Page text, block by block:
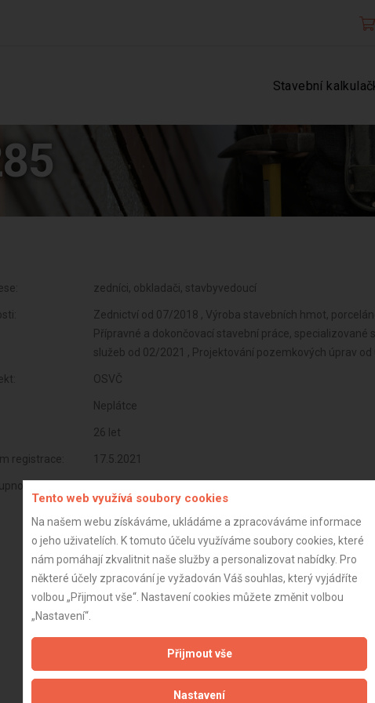
Stavební
zedníci, obkladači, stavbyvedoucí
Zednictví od 07/2018 , Výroba stavebních hmot,
Přípravné a dokončovací stavební práce,
služeb od 02/2021 , Projektování pozemkových úprav od
OSVČ
Neplátce
26 let
registrace: 17.5.2021
Aktualizováno z portálu ARES dne 01.12.2025 17:30:02
Tento web využívá soubory cookies
Na našem webu získáváme, ukládáme a zpracováváme informace
o jeho uživatelích. K tomuto účelu využíváme soubory cookies, které
nám pomáhají zkvalitnit naše služby a personalizovat nabídky. Pro
některé účely zpracování je vyžadován Váš souhlas, který vyjádříte
volbou „Přijmout vše“. Nastavení cookies můžete změnit volbou
„Nastavení“.
Přijmout vše
Nastavení